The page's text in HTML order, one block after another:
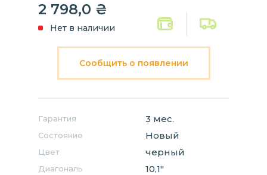
2 798,0 ₴
Нет в наличии
Сообщить о появлении
Гарантия 3 мес.
Состояние Новый
Цвет черный
Диагональ 10,1"